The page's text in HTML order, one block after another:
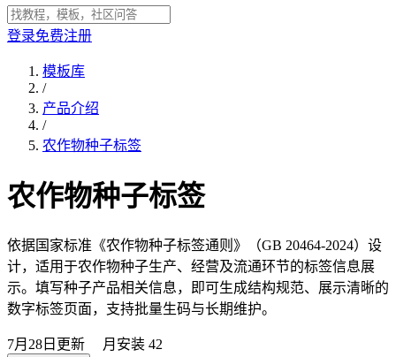
登录免费注册
模板库
/
产品介绍
/
农作物种子标签
农作物种子标签
依据国家标准《农作物种子标签通则》（GB 20464-2024）设
计，适用于农作物种子生产、经营及流通环节的标签信息展
示。填写种子产品相关信息，即可生成结构规范、展示清晰的
数字标签页面，支持批量生码与长期维护。
7月28日 更新 月安装 42